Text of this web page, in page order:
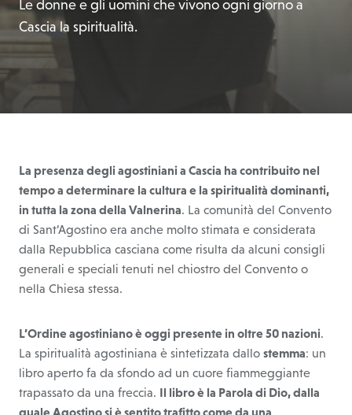
Le donne e gli uomini che vivono ogni giorno a
Cascia la spiritualità.
La presenza degli agostiniani a Cascia ha contribuito nel
tempo a determinare la cultura e la spiritualità dominanti,
in tutta la zona della Valnerina. La comunità del Convento
di Sant’Agostino era anche molto stimata e considerata
dalla Repubblica casciana come risulta da alcuni consigli
generali e speciali tenuti nel chiostro del Convento o
nella Chiesa stessa.
L’Ordine agostiniano è oggi presente in oltre 50 nazioni.
La spiritualità agostiniana è sintetizzata dallo stemma: un
libro aperto fa da sfondo ad un cuore fiammeggiante
trapassato da una freccia. Il libro è la Parola di Dio, dalla
quale Agostino si è sentito trafitto come da una